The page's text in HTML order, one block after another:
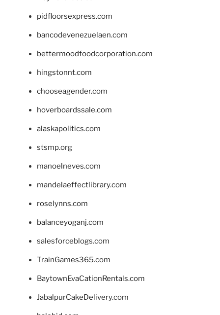
pidfloorsexpress.com
bancodevenezuelaen.com
bettermoodfoodcorporation.com
hingstonnt.com
chooseagender.com
hoverboardssale.com
alaskapolitics.com
stsmp.org
manoelneves.com
mandelaeffectlibrary.com
roselynns.com
balanceyoganj.com
salesforceblogs.com
TrainGames365.com
BaytownEvaCationRentals.com
JabalpurCakeDelivery.com